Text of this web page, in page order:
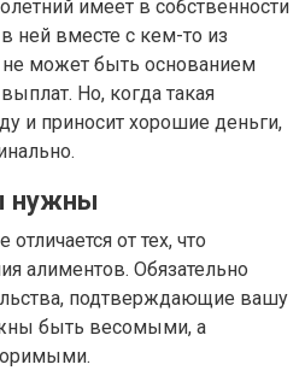
имеет в собственности
ней вместе с кем-то из
не может быть основанием
Но, когда такая
и приносит хорошие деньги,
нужны
от тех, что
алиментов. Обязательно
подтверждающие вашу
быть весомыми, а